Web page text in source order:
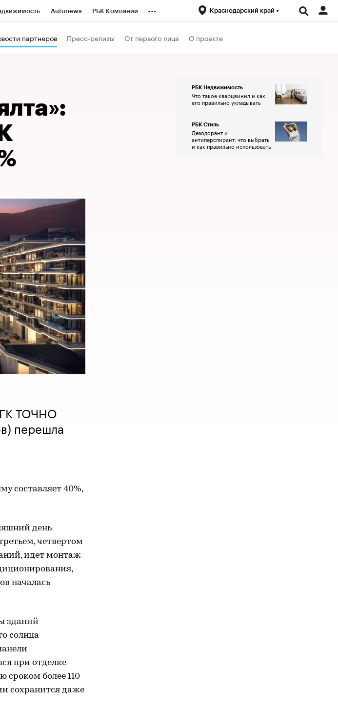
Autonews РБК Компании ... Краснодарский край
партнеров Пресс-релизы От первого лица О проекте
ГК ТОЧНО
перешла
составляет 40%,
день
четвертом
идет монтаж
началась
зданий
солнца
при отделке
сроком более 110
сохранится даже
РБК Недвижимость
Что такое кварцвинил и как
его правильно укладывать
РБК Стиль
Дезодорант и
антиперспирант: что выбрать
и как правильно использовать